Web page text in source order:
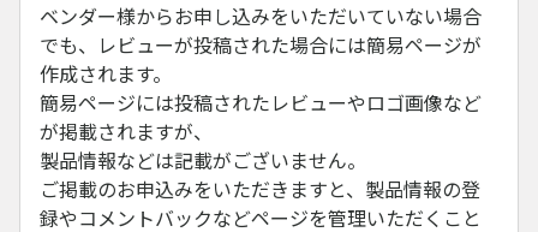
ベンダー様からお申し込みをいただいていない場合
でも、レビューが投稿された場合には簡易ページが
作成されます。
簡易ページには投稿されたレビューやロゴ画像など
が掲載されますが、
製品情報などは記載がございません。
ご掲載のお申込みをいただきますと、製品情報の登
録やコメントバックなどページを管理いただくこと